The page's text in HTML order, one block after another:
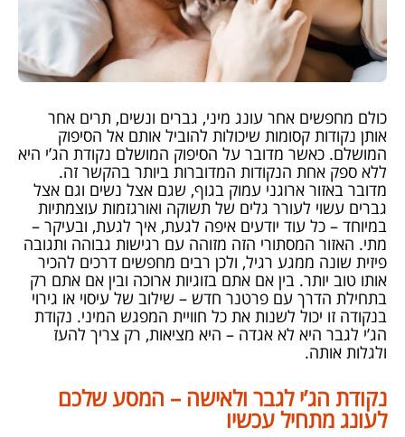
כולם מחפשים אחר עונג מיני, גברים ונשים, תרים אחר
אותן נקודות קסומות שיכולות להוביל אותם אל הסיפוק
המושלם. כאשר מדובר על הסיפוק המושלם נקודת הג’י היא
ללא ספק אחת הנקודות המדוברות ביותר בהקשר זה.
מדובר באזור ארוגני עמוק בגוף, שגם אצל נשים וגם אצל
גברים עשוי לעורר גלים של תשוקה ואורגזמות עוצמתיות
במיוחד – כל עוד יודעים איפה לגעת, איך לגעת, ובעיקר –
מתי. האזור המסתורי הזה מזוהה עם רגישות גבוהה ותגובה
פיזית שונה ממגע רגיל, ולכן רבים מחפשים דרכים להכיר
אותו טוב יותר. בין אם אתם בזוגיות ארוכה ובין אם אתם רק
בתחילת הדרך עם פרטנר חדש – שילוב של עיסוי או גירוי
בנקודה זו יכול לשנות את כל חוויית המפגש המיני. נקודת
הג’י לגבר היא לא אגדה – היא מציאות, רק צריך להעז
ולגלות אותה.
נקודת הג’י לגבר ולאישה – המסע שלכם
לעונג מתחיל עכשיו